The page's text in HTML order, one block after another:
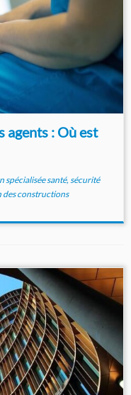
agents : Où est
spécialisée santé, sécurité
des constructions